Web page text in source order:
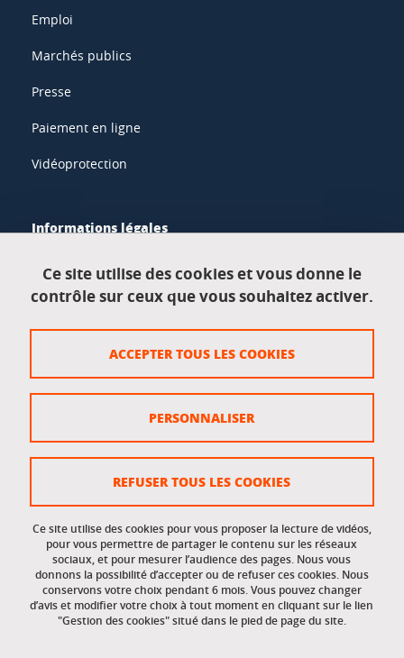
Emploi
Marchés publics
Presse
Paiement en ligne
Vidéoprotection
Informations légales
Données personnelles
Crédits
Gestion des cookies
Accessibilité : non conforme
Accès réservés
Intranet des étudiants et des personnels
Ce site utilise des cookies et vous donne le
contrôle sur ceux que vous souhaitez activer.
Ce site utilise des cookies pour vous proposer la lecture de vidéos,
pour vous permettre de partager le contenu sur les réseaux
sociaux, et pour mesurer l’audience des pages. Nous vous
donnons la possibilité d’accepter ou de refuser ces cookies. Nous
conservons votre choix pendant 6 mois. Vous pouvez changer
d’avis et modifier votre choix à tout moment en cliquant sur le lien
"Gestion des cookies" situé dans le pied de page du site.
ACCEPTER TOUS LES COOKIES
REFUSER TOUS LES COOKIES
PERSONNALISER